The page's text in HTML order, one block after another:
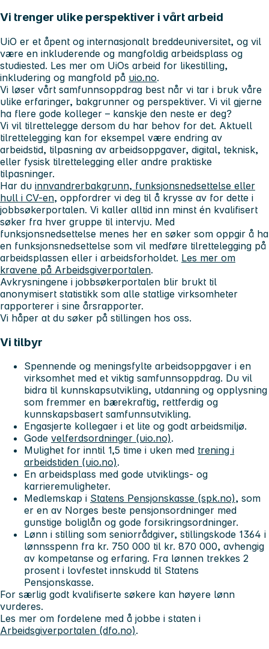
Vi trenger ulike perspektiver i vårt arbeid
UiO er et åpent og internasjonalt breddeuniversitet, og vil
være en inkluderende og mangfoldig arbeidsplass og
studiested. Les mer om UiOs arbeid for likestilling,
inkludering og mangfold på uio.no.
Vi løser vårt samfunnsoppdrag best når vi tar i bruk våre
ulike erfaringer, bakgrunner og perspektiver. Vi vil gjerne
ha flere gode kolleger – kanskje den neste er deg?
Vi vil tilrettelegge dersom du har behov for det. Aktuell
tilrettelegging kan for eksempel være endring av
arbeidstid, tilpasning av arbeidsoppgaver, digital, teknisk,
eller fysisk tilrettelegging eller andre praktiske
tilpasninger.
Har du innvandrerbakgrunn, funksjonsnedsettelse eller
hull i CV-en, oppfordrer vi deg til å krysse av for dette i
jobbsøkerportalen. Vi kaller alltid inn minst én kvalifisert
søker fra hver gruppe til intervju. Med
funksjonsnedsettelse menes her en søker som oppgir å ha
en funksjonsnedsettelse som vil medføre tilrettelegging på
arbeidsplassen eller i arbeidsforholdet. Les mer om
kravene på Arbeidsgiverportalen.
Avkrysningene i jobbsøkerportalen blir brukt til
anonymisert statistikk som alle statlige virksomheter
rapporterer i sine årsrapporter.
Vi håper at du søker på stillingen hos oss.
Vi tilbyr
Spennende og meningsfylte arbeidsoppgaver i en
virksomhet med et viktig samfunnsoppdrag. Du vil
bidra til kunnskapsutvikling, utdanning og opplysning
som fremmer en bærekraftig, rettferdig og
kunnskapsbasert samfunnsutvikling.
Engasjerte kollegaer i et lite og godt arbeidsmiljø.
Gode velferdsordninger (uio.no).
Mulighet for inntil 1,5 time i uken med trening i
arbeidstiden (uio.no).
En arbeidsplass med gode utviklings- og
karrieremuligheter.
Medlemskap i Statens Pensjonskasse (spk.no), som
er en av Norges beste pensjonsordninger med
gunstige boliglån og gode forsikringsordninger.
Lønn i stilling som seniorrådgiver, stillingskode 1364 i
lønnsspenn fra kr. 750 000 til kr. 870 000, avhengig
av kompetanse og erfaring. Fra lønnen trekkes 2
prosent i lovfestet innskudd til Statens
Pensjonskasse.
For særlig godt kvalifiserte søkere kan høyere lønn
vurderes.
Les mer om fordelene med å jobbe i staten i
Arbeidsgiverportalen (dfo.no).